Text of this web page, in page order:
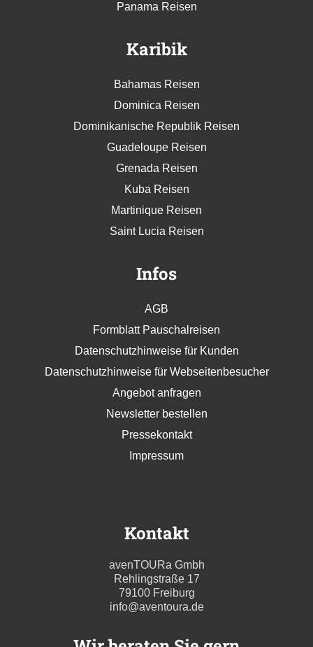
Panama Reisen
Karibik
Bahamas Reisen
Dominica Reisen
Dominikanische Republik Reisen
Guadeloupe Reisen
Grenada Reisen
Kuba Reisen
Martinique Reisen
Saint Lucia Reisen
Infos
AGB
Formblatt Pauschalreisen
Datenschutzhinweise für Kunden
Datenschutzhinweise für Webseitenbesucher
Angebot anfragen
Newsletter bestellen
Pressekontakt
Impressum
Kontakt
avenTOURa Gmbh
Rehlingstraße 17
79100 Freiburg
info@aventoura.de